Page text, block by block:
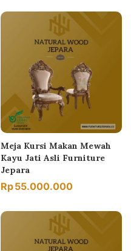
Meja Kursi Makan Mewah
Kayu Jati Asli Furniture
Jepara
Rp55.000.000